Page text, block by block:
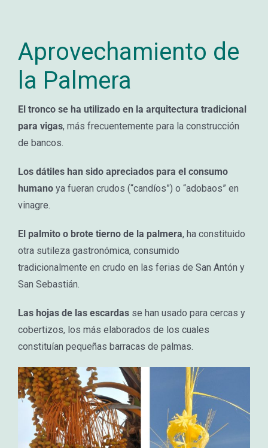
Aprovechamiento de
la Palmera
El tronco se ha utilizado en la arquitectura tradicional
para vigas, más frecuentemente para la construcción
de bancos.
Los dátiles han sido apreciados para el consumo
humanoya fueran crudos (“candíos”) o “adobaos” en
vinagre.
El palmito o brote tierno de la palmera, ha constituido
otra sutileza gastronómica, consumido
tradicionalmente en crudo en las ferias de San Antón y
San Sebastián.
Las hojas de las escardasse han usado para cercas y
cobertizos, los más elaborados de los cuales
constituían pequeñas barracas de palmas.